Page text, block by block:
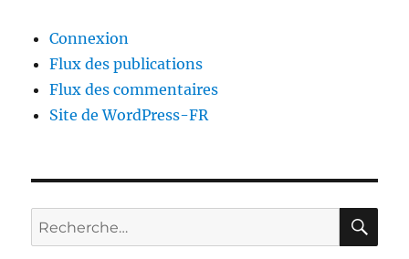
Connexion
Flux des publications
Flux des commentaires
Site de WordPress-FR
Recherche
pour :